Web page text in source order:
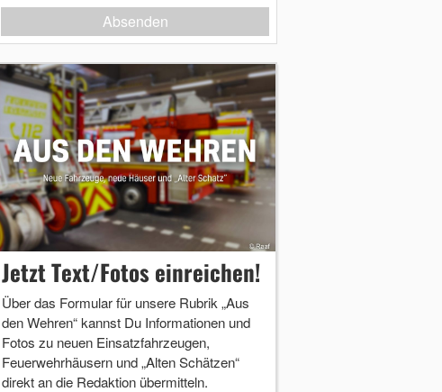
Absenden
Jetzt Text/Fotos einreichen!
Über das Formular für unsere Rubrik „Aus
den Wehren“ kannst Du Informationen und
Fotos zu neuen Einsatzfahrzeugen,
Feuerwehrhäusern und „Alten Schätzen“
direkt an die Redaktion übermitteln.